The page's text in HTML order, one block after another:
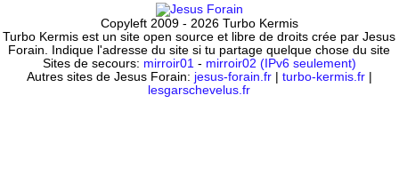
Copyleft 2009 - 2026 Turbo Kermis
Turbo Kermis est un site open source et libre de droits crée par Jesus
Forain. Indique l'adresse du site si tu partage quelque chose du site
Sites de secours: mirroir01 - mirroir02 (IPv6 seulement)
Autres sites de Jesus Forain: jesus-forain.fr| turbo-kermis.fr|
lesgarschevelus.fr